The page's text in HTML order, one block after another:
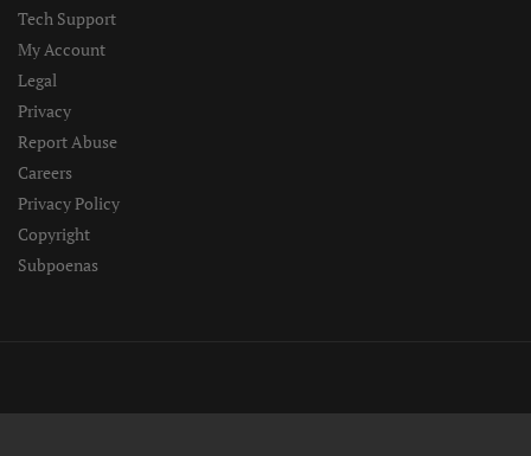
Tech Support
My Account
Legal
Privacy
Report Abuse
Careers
Privacy Policy
Copyright
Subpoenas